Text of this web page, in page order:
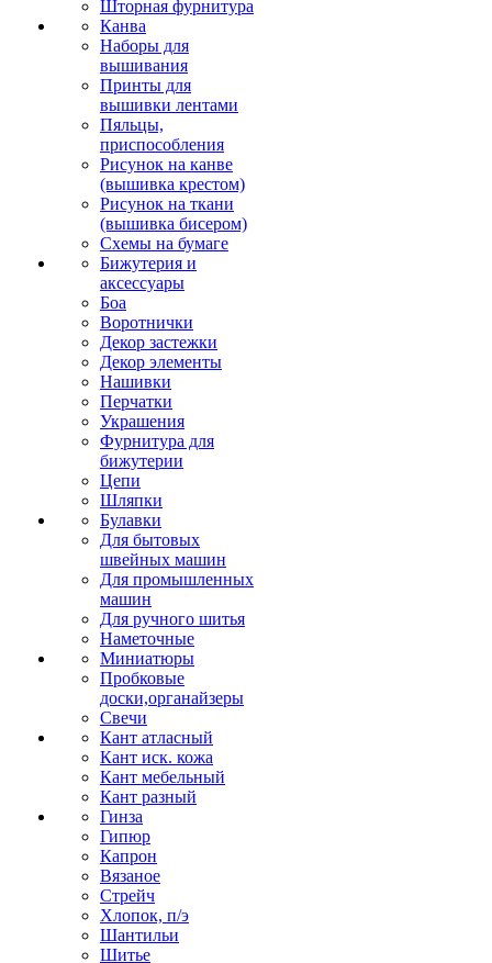
Шторная фурнитура
Канва
Наборы для
вышивания
Принты для
вышивки лентами
Пяльцы,
приспособления
Рисунок на канве
(вышивка крестом)
Рисунок на ткани
(вышивка бисером)
Схемы на бумаге
Бижутерия и
аксессуары
Боа
Воротнички
Декор застежки
Декор элементы
Нашивки
Перчатки
Украшения
Фурнитура для
бижутерии
Цепи
Шляпки
Булавки
Для бытовых
швейных машин
Для промышленных
машин
Для ручного шитья
Наметочные
Миниатюры
Пробковые
доски,органайзеры
Свечи
Кант атласный
Кант иск. кожа
Кант мебельный
Кант разный
Гинза
Гипюр
Капрон
Вязаное
Стрейч
Хлопок, п/э
Шантильи
Шитье